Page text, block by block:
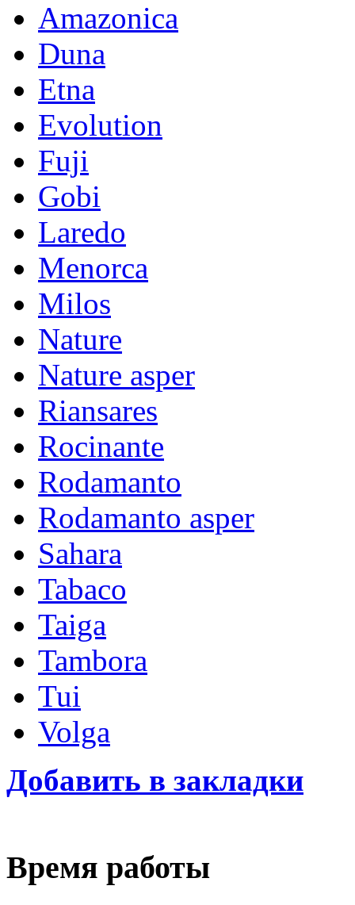
Amazonica
Duna
Etna
Evolution
Fuji
Gobi
Laredo
Menorca
Milos
Nature
Nature asper
Riansares
Rocinante
Rodamanto
Rodamanto asper
Sahara
Tabaco
Taiga
Tambora
Tui
Volga
Добавить в закладки
Время работы